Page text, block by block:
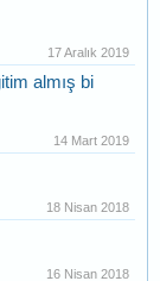
17 Aralık 2019
almış bi
14 Mart 2019
18 Nisan 2018
16 Nisan 2018